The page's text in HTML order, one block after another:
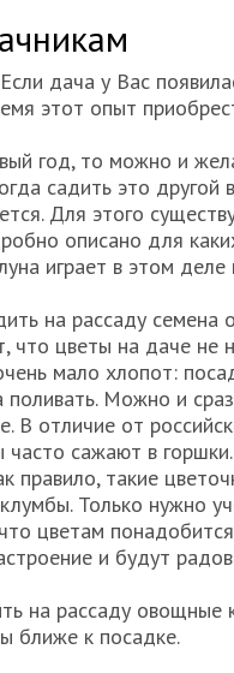
дача у Вас
этот опыт
год, то можно и
садить это другой
Для этого
описано для
играет в этом
на рассаду семена
что цветы на даче не
мало хлопот:
поливать. Можно и
В отличие от
сажают в
правило, такие
Только нужно
цветам
и будут
на рассаду овощные
ближе к посадке.